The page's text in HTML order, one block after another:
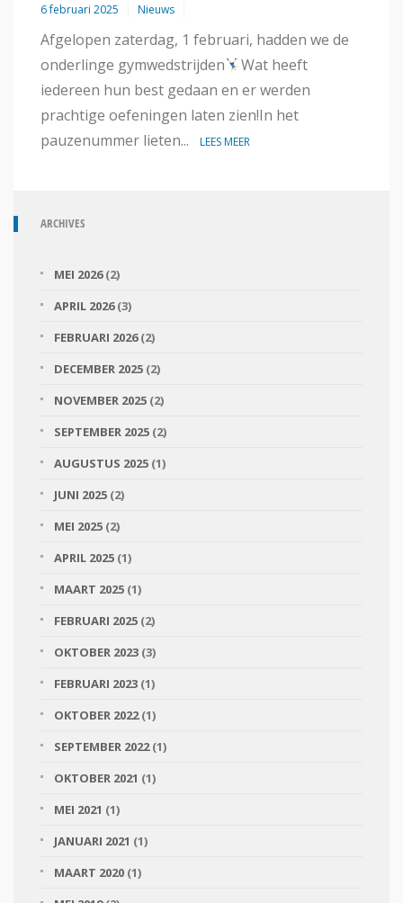
6 februari 2025 Nieuws
Afgelopen zaterdag, 1 februari, hadden we de
onderlinge gymwedstrijden
Wat heeft
iedereen hun best gedaan en er werden
prachtige oefeningen laten zien!In het
pauzenummer lieten...
LEES MEER
ARCHIVES
MEI 2026(2)
APRIL 2026(3)
FEBRUARI 2026(2)
DECEMBER 2025 (2)
NOVEMBER 2025 (2)
SEPTEMBER 2025 (2)
AUGUSTUS 2025 (1)
JUNI 2025 (2)
MEI 2025 (2)
APRIL 2025 (1)
MAART 2025 (1)
FEBRUARI 2025 (2)
OKTOBER 2023 (3)
FEBRUARI 2023 (1)
OKTOBER 2022(1)
SEPTEMBER 2022(1)
OKTOBER 2021 (1)
MEI 2021 (1)
JANUARI 2021 (1)
MAART 2020 (1)